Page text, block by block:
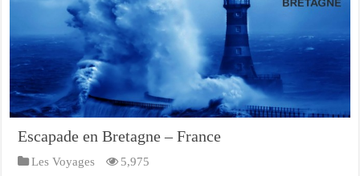
Escapade en Bretagne – France
Les Voyages 5,975